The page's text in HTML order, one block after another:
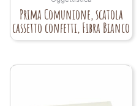
Prima Comunione, scatola
cassetto confetti, Fibra Bianco